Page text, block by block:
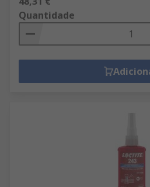
Quantidade